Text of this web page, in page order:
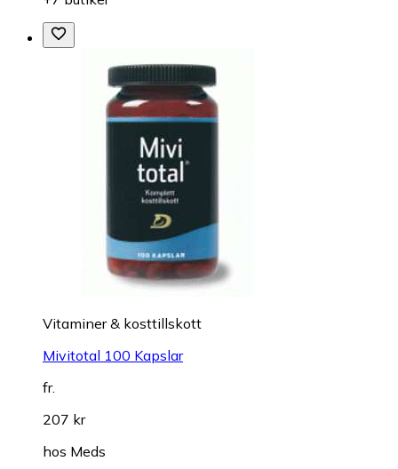
Vitaminer & kosttillskott
Mivitotal 100 Kapslar
fr.
207 kr
hos Meds